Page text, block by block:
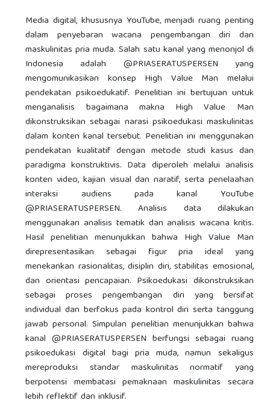
Media digital, khususnya YouTube, menjadi ruang penting
dalam penyebaran wacana pengembangan diri dan
maskulinitas pria muda. Salah satu kanal yang menonjol di
Indonesia adalah @PRIASERATUSPERSEN yang
mengomunikasikan konsep High Value Man melalui
pendekatan psikoedukatif. Penelitian ini bertujuan untuk
menganalisis bagaimana makna High Value Man
dikonstruksikan sebagai narasi psikoedukasi maskulinitas
dalam konten kanal tersebut. Penelitian ini menggunakan
pendekatan kualitatif dengan metode studi kasus dan
paradigma konstruktivis. Data diperoleh melalui analisis
konten video, kajian visual dan naratif, serta penelaahan
interaksi audiens pada kanal YouTube
@PRIASERATUSPERSEN. Analisis data dilakukan
menggunakan analisis tematik dan analisis wacana kritis.
Hasil penelitian menunjukkan bahwa High Value Man
direpresentasikan sebagai figur pria ideal yang
menekankan rasionalitas, disiplin diri, stabilitas emosional,
dan orientasi pencapaian. Psikoedukasi dikonstruksikan
sebagai proses pengembangan diri yang bersifat
individual dan berfokus pada kontrol diri serta tanggung
jawab personal. Simpulan penelitian menunjukkan bahwa
kanal @PRIASERATUSPERSEN berfungsi sebagai ruang
psikoedukasi digital bagi pria muda, namun sekaligus
mereproduksi standar maskulinitas normatif yang
berpotensi membatasi pemaknaan maskulinitas secara
lebih reflektif dan inklusif.